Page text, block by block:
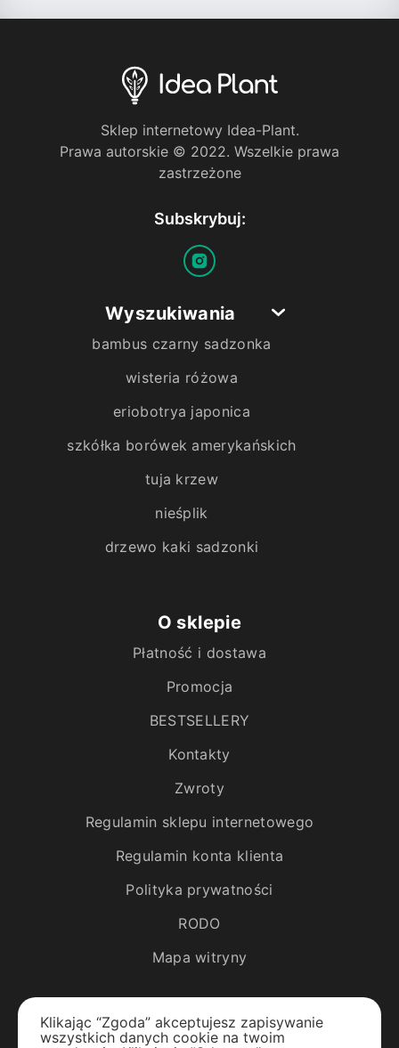
Sklep internetowy Idea-Plant.
Prawa autorskie © 2022. Wszelkie prawa
zastrzeżone
Subskrybuj:
Wyszukiwania
bambus czarny sadzonka
wisteria różowa
eriobotrya japonica
szkółka borówek amerykańskich
tuja krzew
nieśplik
drzewo kaki sadzonki
O sklepie
Płatność i dostawa
Promocja
BESTSELLERY
Kontakty
Zwroty
Regulamin sklepu internetowego
Regulamin konta klienta
Polityka prywatności
RODO
Mapa witryny
Katalog
Klikając “Zgoda” akceptujesz zapisywanie
wszystkich danych cookie na twoim